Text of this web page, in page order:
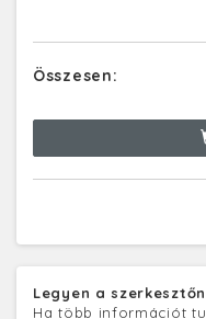
Összesen:
Legyen a
Ha több információt